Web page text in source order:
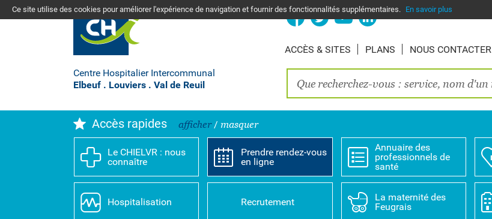
Ce site utilise des cookies pour améliorer l'expérience de navigation et fournir des fonctionnalités supplémentaires. En savoir plus
Centre Hospitalier Intercommunal
Elbeuf . Louviers . Val de Reuil
ACCÈS & SITES PLANS NOUS CONTACTER
Accès rapides afficher/ masquer
Le CHIELVR : nous
connaître
Prendre rendez-vous
en ligne
Annuaire des
professionnels de
santé
Hospitalisation Recrutement
La maternité des
Feugrais